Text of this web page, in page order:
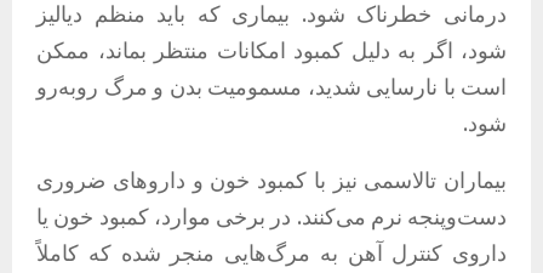
درمانی خطرناک شود. بیماری که باید منظم دیالیز
شود، اگر به دلیل کمبود امکانات منتظر بماند، ممکن
است با نارسایی شدید، مسمومیت بدن و مرگ روبه‌رو
شود.
بیماران تالاسمی نیز با کمبود خون و داروهای ضروری
دست‌وپنجه نرم می‌کنند. در برخی موارد، کمبود خون یا
داروی کنترل آهن به مرگ‌هایی منجر شده که کاملاً